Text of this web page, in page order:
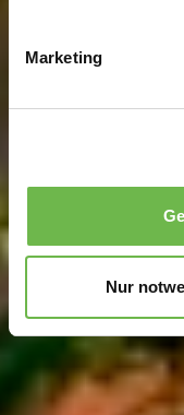
bestimmten
Erfahren Sie mehr
zu können und die
analysieren.
unterstützen!
erhobenen Daten
Indem
Präferenzen,
auf „Auswahl
Marketing
Nur